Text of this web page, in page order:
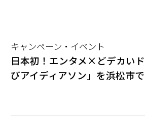
キャンペーン・イベント
日本初！エンタメ×どデカい
びアイディアソン」を浜松市で